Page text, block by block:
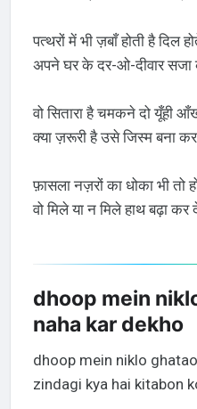
पत्थरों में भी ज़बाँ होती है दिल
अपने घर के दर-ओ-दीवार सजा
वो सितारा है चमकने दो यूँही
क्या ज़रूरी है उसे जिस्म बना
फ़ासला नज़रों का धोका भी तो
वो मिले या न मिले हाथ बढ़ा
dhoop mein
naha kar dekho
dhoop mein niklo
zindagi kya hai kitabon